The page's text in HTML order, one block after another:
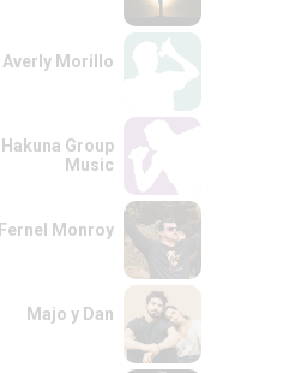
Averly Morillo
Hakuna Group
Music
Fernel Monroy
Majo y Dan